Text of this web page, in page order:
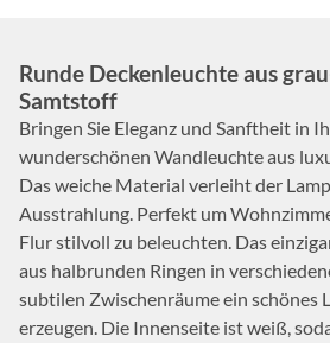
Runde Deckenleuchte aus
Samtstoff
Bringen Sie Eleganz und Sanftheit in
wunderschönen Wandleuchte aus
Das weiche Material verleiht der
Ausstrahlung. Perfekt um
Flur stilvoll zu beleuchten. Das
aus halbrunden Ringen in
subtilen Zwischenräume ein schönes
erzeugen. Die Innenseite ist weiß,